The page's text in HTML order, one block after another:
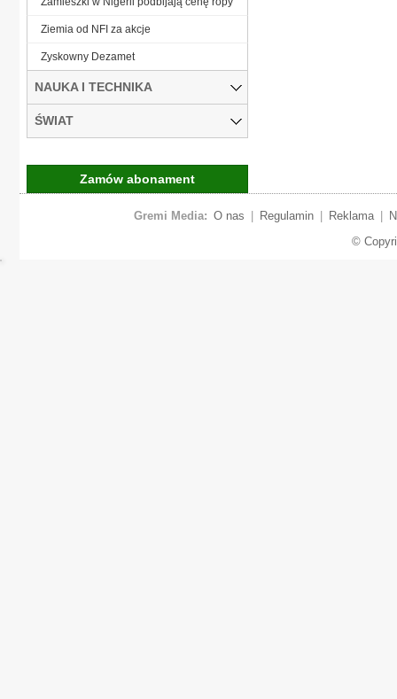
Ziemia od NFI za akcje
Zyskowny Dezamet
NAUKA I TECHNIKA
ŚWIAT
Zamów abonament
Gremi Media: O nas Regulamin Reklama
©